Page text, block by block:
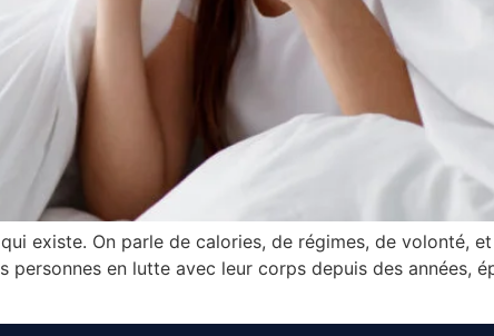
existe. On parle de calories, de régimes, de volonté,
en lutte avec leur corps depuis des années,